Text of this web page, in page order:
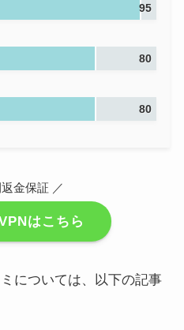
95
80
80
金保証 ／
はこちら
については、以下の記事